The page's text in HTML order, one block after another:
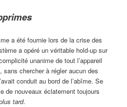
a été fournie lors de la crise des
a opéré un véritable hold-up sur
unanime de tout l’appareil
chercher à régler aucun des
conduit au bord de l’abîme. Se
de nouveaux éclatement toujours
tard.